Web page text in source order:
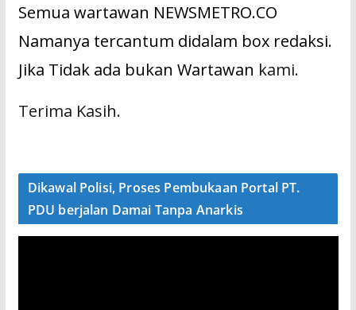
Semua wartawan NEWSMETRO.CO
Namanya tercantum didalam box redaksi.
Jika Tidak ada bukan Wartawan kami.
Terima Kasih.
Dikawal Polisi, Proses Pembukaan Portal PT.
PDU berjalan Damai Tanpa Anarkis